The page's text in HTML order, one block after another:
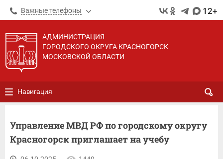
Важные телефоны 12+
АДМИНИСТРАЦИЯ
ГОРОДСКОГО ОКРУГА КРАСНОГОРСК
МОСКОВСКОЙ ОБЛАСТИ
Навигация
Управление МВД РФ по городскому округу
Красногорск приглашает на учебу